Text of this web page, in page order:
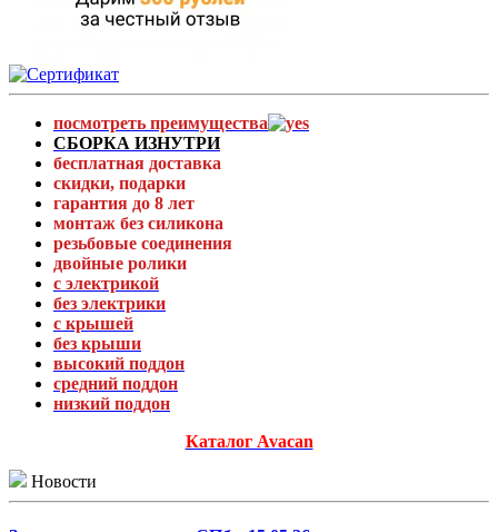
посмотреть преимущества
СБОРКА ИЗНУТРИ
бесплатная доставка
скидки, подарки
гарантия до 8 лет
монтаж без силикона
резьбовые соединения
двойные ролики
с электрикой
без электрики
с крышей
без крыши
высокий поддон
средний поддон
низкий поддон
Каталог Avacan
Новости